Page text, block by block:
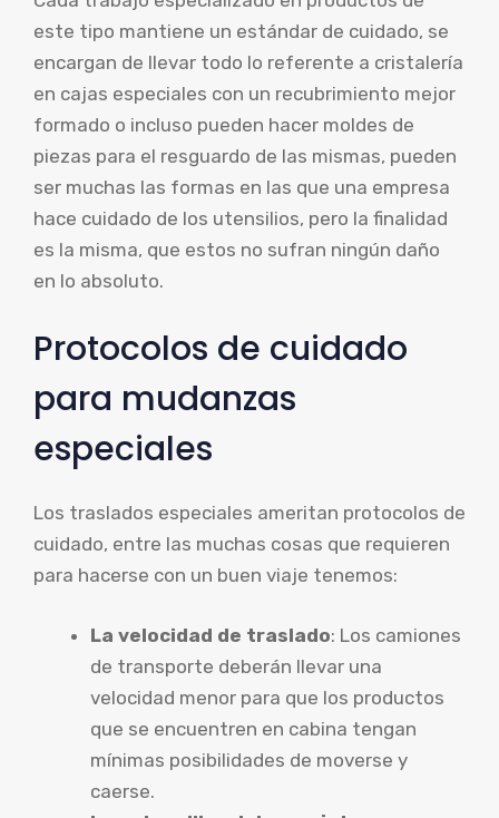
este tipo mantiene un estándar de cuidado, se
encargan de llevar todo lo referente a cristalería
en cajas especiales con un recubrimiento mejor
formado o incluso pueden hacer moldes de
piezas para el resguardo de las mismas, pueden
ser muchas las formas en las que una empresa
hace cuidado de los utensilios, pero la finalidad
es la misma, que estos no sufran ningún daño
en lo absoluto.
Protocolos de cuidado
para mudanzas
especiales
Los traslados especiales ameritan protocolos de
cuidado, entre las muchas cosas que requieren
para hacerse con un buen viaje tenemos:
La velocidad de traslado: Los camiones
de transporte deberán llevar una
velocidad menor para que los productos
que se encuentren en cabina tengan
mínimas posibilidades de moverse y
caerse.